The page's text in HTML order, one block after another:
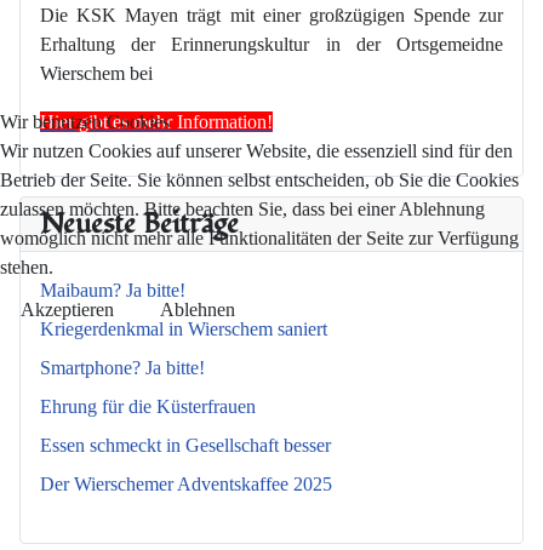
Die KSK Mayen trägt mit einer großzügigen Spende zur
Erhaltung der Erinnerungskultur in der Ortsgemeidne
Wierschem bei
Hier gibt es mehr Information!
Neueste Beiträge
Maibaum? Ja bitte!
Kriegerdenkmal in Wierschem saniert
Smartphone? Ja bitte!
Ehrung für die Küsterfrauen
Essen schmeckt in Gesellschaft besser
Der Wierschemer Adventskaffee 2025
Wir benutzen Cookies
Wir nutzen Cookies auf unserer Website, die essenziell sind für den
Betrieb der Seite. Sie können selbst entscheiden, ob Sie die Cookies
zulassen möchten. Bitte beachten Sie, dass bei einer Ablehnung
womöglich nicht mehr alle Funktionalitäten der Seite zur Verfügung
stehen.
Akzeptieren Ablehnen